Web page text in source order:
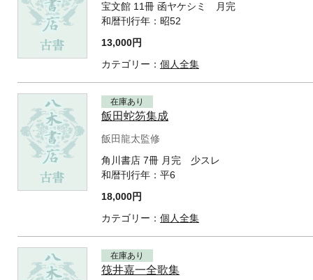
宝文館 11冊 函ヤケシミ 月完
和暦刊行年： 昭52
13,000円
カテゴリー： 個人全集
在庫あり
飯田蛇笏集成
飯田龍太監修
角川書店 7冊 月完 少スレ
和暦刊行年： 平6
18,000円
カテゴリー： 個人全集
在庫あり
筏井嘉一全歌集